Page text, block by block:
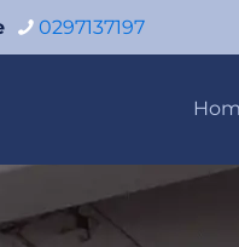
0297137197